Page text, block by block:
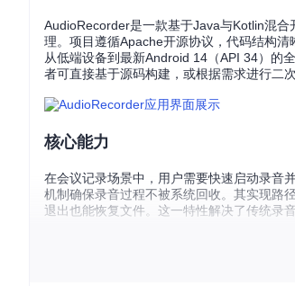
AudioRecorder是一款基于Java与Kotlin混
理。项目遵循Apache开源协议，代码结构
从低端设备到最新Android 14（API 34）的
者可直接基于源码构建，或根据需求进行二次
核心能力
在会议记录场景中，用户需要快速启动录音
机制确保录音过程不被系统回收。其实现路
退出也能恢复文件。这一特性解决了传统录
专业音乐创作场景下，音频质量与格式选
PCM编码的WAV格式则满足专业后期处理